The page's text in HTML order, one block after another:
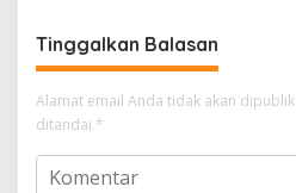
Tinggalkan Balasan
Alamat email Anda tidak akan
ditandai *